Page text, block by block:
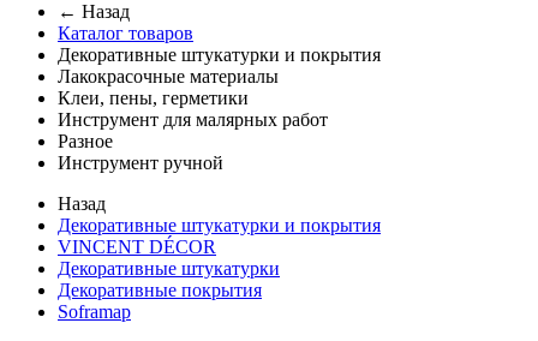
← Назад
Каталог товаров
Декоративные штукатурки и покрытия
Лакокрасочные материалы
Клеи, пены, герметики
Инструмент для малярных работ
Разное
Инструмент ручной
Назад
Декоративные штукатурки и покрытия
VINCENT DÉCOR
Декоративные штукатурки
Декоративные покрытия
Soframap